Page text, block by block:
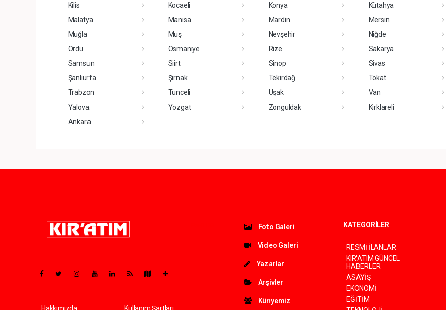
Kilis
Kocaeli Konya
Kütahya
Malatya
Manisa Mardin
Mersin
Muğla
Muş Nevşehir
Niğde
Ordu
Osmaniye Rize
Sakarya
Samsun
Siirt Sinop
Sivas
Şanlıurfa
Şırnak Tekirdağ
Tokat
Trabzon
Tunceli Uşak
Van
Yalova
Yozgat Zonguldak
Kırklareli
Ankara
Hakkımızda Kullanım Şartları
Foto Galeri
Video Galeri
Yazarlar
Arşivler
Künyemiz
KATEGORİLER
RESMİ İLANLAR
KIR'ATIM GÜNCEL
HABERLER
ASAYİŞ
EKONOMİ
EĞİTİM